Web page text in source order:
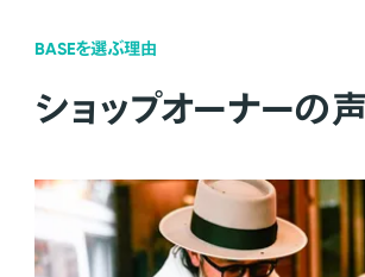
BASEを選ぶ理由
ショップオーナーの声